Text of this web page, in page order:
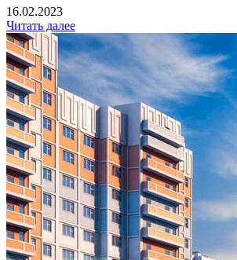
16.02.2023
Читать далее